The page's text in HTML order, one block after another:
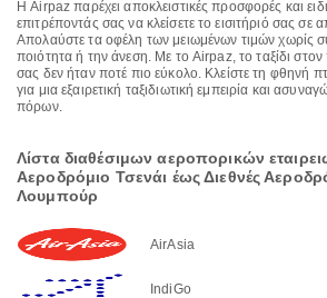
Η Airpaz παρέχει αποκλειστικές προσφορές και
επιτρέποντάς σας να κλείσετε το εισιτήριό σας σε
Απολαύστε τα οφέλη των μειωμένων τιμών χωρίς
ποιότητα ή την άνεση. Με το Airpaz, το ταξίδι
σας δεν ήταν ποτέ πιο εύκολο. Κλείστε τη φθηνή
για μια εξαιρετική ταξιδιωτική εμπειρία και
πόρων.
Λίστα διαθέσιμων αεροπορικών
Αεροδρόμιο Τσενάι έως Διεθνές
Λουμπούρ
AirAsia
IndiGo